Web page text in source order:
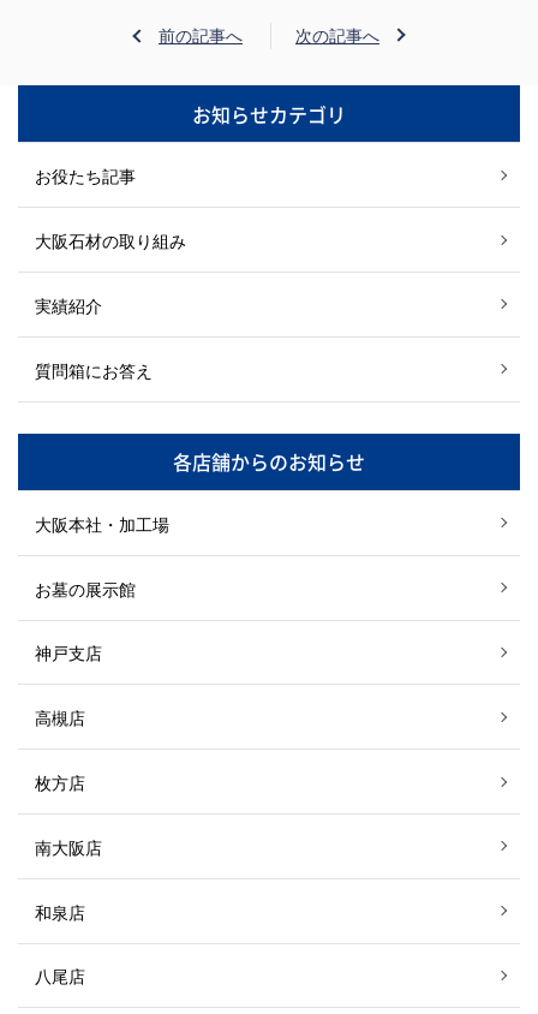
前の記事へ 次の記事へ
お知らせカテゴリ
お役たち記事
大阪石材の取り組み
実績紹介
質問箱にお答え
各店舗からのお知らせ
大阪本社・加工場
お墓の展示館
神戸支店
高槻店
枚方店
南大阪店
和泉店
八尾店